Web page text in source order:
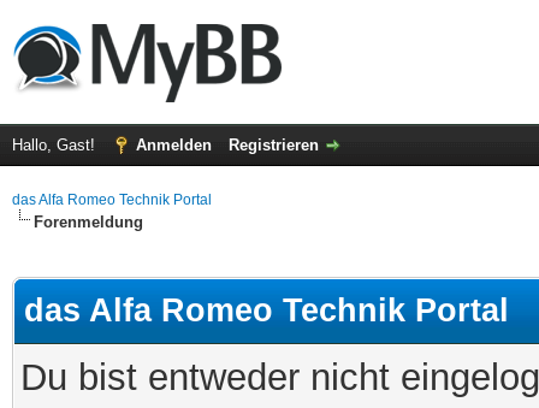
Hallo, Gast! Anmelden Registrieren
das Alfa Romeo Technik Portal
Forenmeldung
das Alfa Romeo Technik Portal
Du bist entweder nicht